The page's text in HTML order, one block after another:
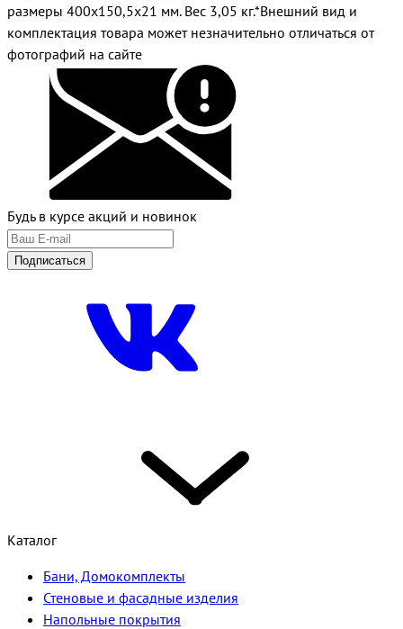
размеры 400х150,5х21 мм. Вес 3,05 кг.*Внешний вид и
комплектация товара может незначительно отличаться от
фотографий на сайте
Будь в курсе акций и новинок
Подписаться
Каталог
Бани, Домокомплекты
Стеновые и фасадные изделия
Напольные покрытия